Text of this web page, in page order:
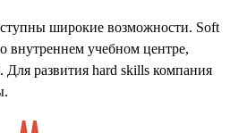
широкие возможности. Soft
внутреннем учебном центре,
развития hard skills компания